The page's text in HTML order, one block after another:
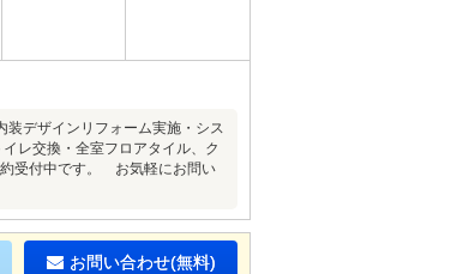
デザインリフォーム実施・シス
レ交換・全室フロアタイル、ク
受付中です。 お気軽にお問い
お問い合わせ(無料)